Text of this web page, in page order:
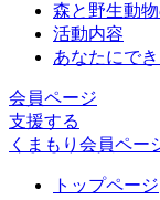
森と野生動
活動内容
あなたにで
会員ページ
支援する
くまもり会員ペー
トップページ